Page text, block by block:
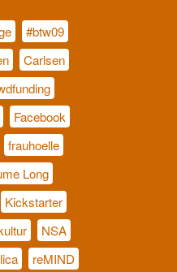
#btw09
Carlsen
Facebook
frauhoelle
Long
Kickstarter
NSA
reMIND